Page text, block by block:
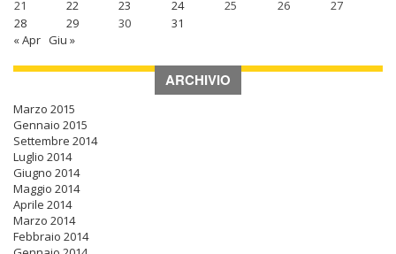
21
22 23 24 25 26
27
28
29 30
31
« Apr Giu »
ARCHIVIO
Marzo 2015
Gennaio 2015
Settembre 2014
Luglio 2014
Giugno 2014
Maggio 2014
Aprile 2014
Marzo 2014
Febbraio 2014